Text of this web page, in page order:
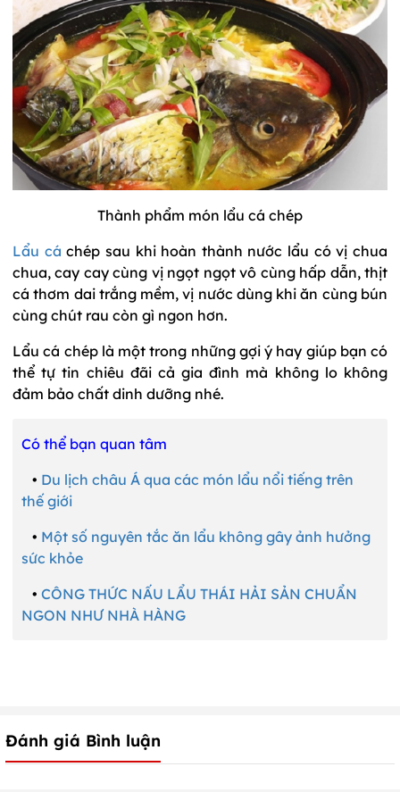
Thành phẩm món lẩu cá chép
Lẩu cá chép sau khi hoàn thành nước lẩu có vị chua
chua, cay cay cùng vị ngọt ngọt vô cùng hấp dẫn, thịt
cá thơm dai trắng mềm, vị nước dùng khi ăn cùng bún
cùng chút rau còn gì ngon hơn.
Lẩu cá chép là một trong những gợi ý hay giúp bạn có
thể tự tin chiêu đãi cả gia đình mà không lo không
đảm bảo chất dinh dưỡng nhé.
Có thể bạn quan tâm
• Du lịch châu Á qua các món lẩu nổi tiếng trên
thế giới
• Một số nguyên tắc ăn lẩu không gây ảnh hưởng
sức khỏe
• CÔNG THỨC NẤU LẨU THÁI HẢI SẢN CHUẨN
NGON NHƯ NHÀ HÀNG
Đánh giá Bình luận